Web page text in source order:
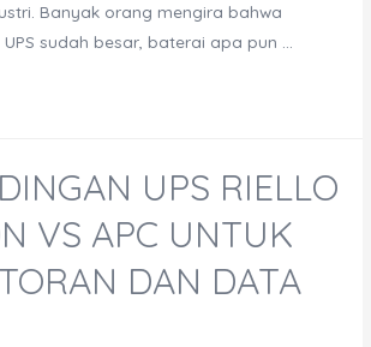
Banyak orang mengira bahwa
sudah besar, baterai apa pun …
UPS RIELLO
VS APC UNTUK
DAN DATA